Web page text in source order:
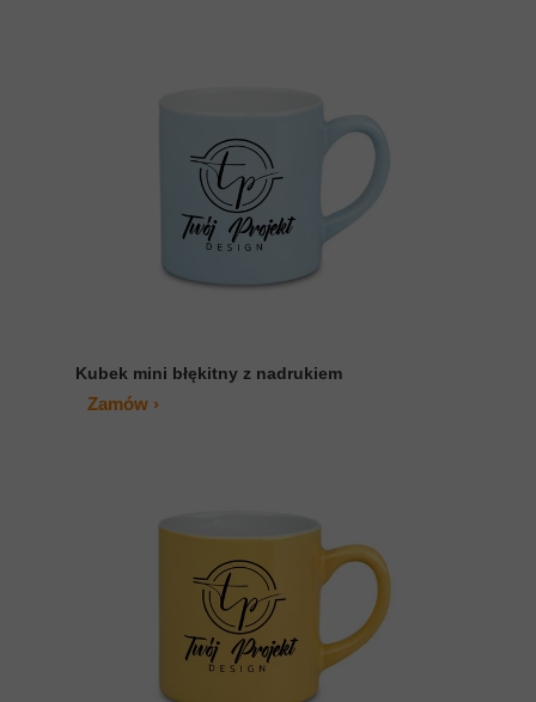
Kubek mini błękitny z nadrukiem
Zamów ›